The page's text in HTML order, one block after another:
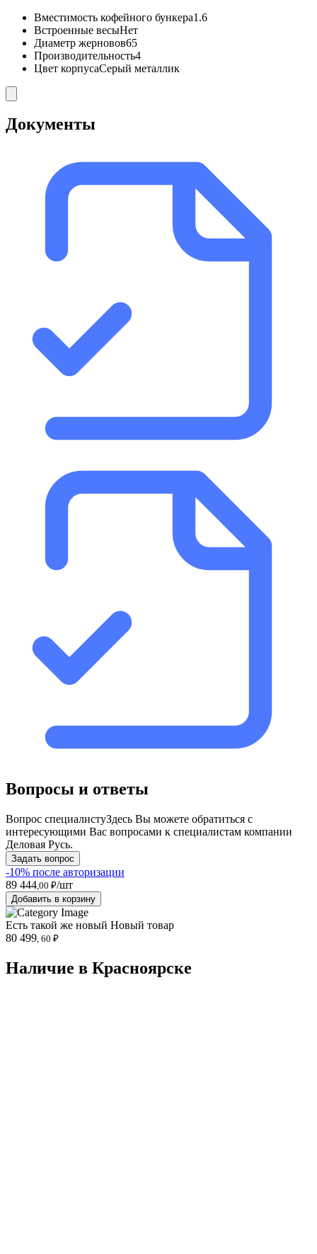
Вместимость кофейного бункера1.6
Встроенные весыНет
Диаметр жерновов65
Производительность4
Цвет корпусаСерый металлик
Документы
Вопросы и ответы
Вопрос специалистуЗдесь Вы можете обратиться с
интересующими Вас вопросами к специалистам компании
Деловая Русь.
Задать вопрос
-10% после авторизации
89 444,00 ₽/шт
Добавить в корзину
Есть такой же новый Новый товар
80 499, 60 ₽
Наличие в Красноярскe